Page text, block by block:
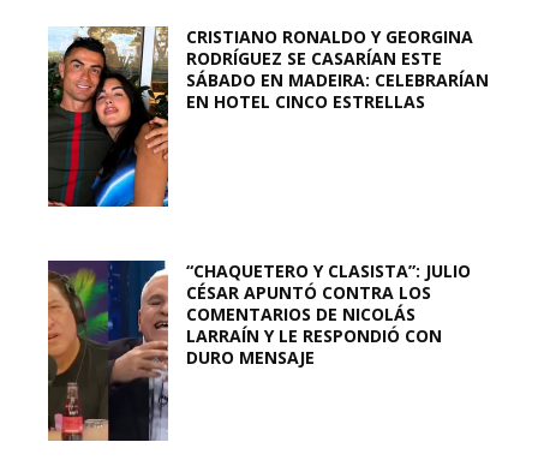
CRISTIANO RONALDO Y GEORGINA
RODRÍGUEZ SE CASARÍAN ESTE
SÁBADO EN MADEIRA: CELEBRARÍAN
EN HOTEL CINCO ESTRELLAS
“CHAQUETERO Y CLASISTA”: JULIO
CÉSAR APUNTÓ CONTRA LOS
COMENTARIOS DE NICOLÁS
LARRAÍN Y LE RESPONDIÓ CON
DURO MENSAJE